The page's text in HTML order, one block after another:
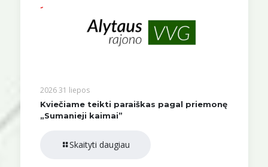
2026 31 liepos
Kviečiame teikti paraiškas pagal priemonę
„Sumanieji kaimai”
Skaityti daugiau